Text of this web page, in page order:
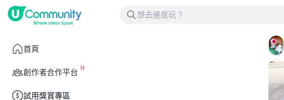
首頁
創作者合作平台
試用獎賞專區